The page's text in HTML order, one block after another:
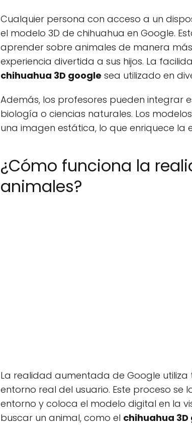
Cualquier persona con acceso a un
el modelo 3D de chihuahua en Google.
aprender sobre animales de manera
experiencia divertida a sus hijos. La
chihuahua 3D google sea utilizado en
Además, los profesores pueden integrar
biología o ciencias naturales. Los
una imagen estática, lo que enriquece la
¿Cómo funciona la
animales?
La realidad aumentada de Google
entorno real del usuario. Este proceso
entorno y coloca el modelo digital en la
buscar un animal, como el chihuahua 3D